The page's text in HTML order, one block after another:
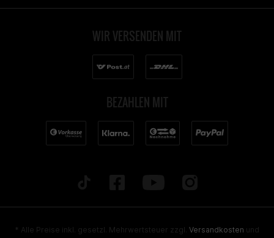
WIR VERSENDEN MIT
BEZAHLEN MIT
* Alle Preise inkl. gesetzl. Mehrwertsteuer zzgl. Versandkosten und